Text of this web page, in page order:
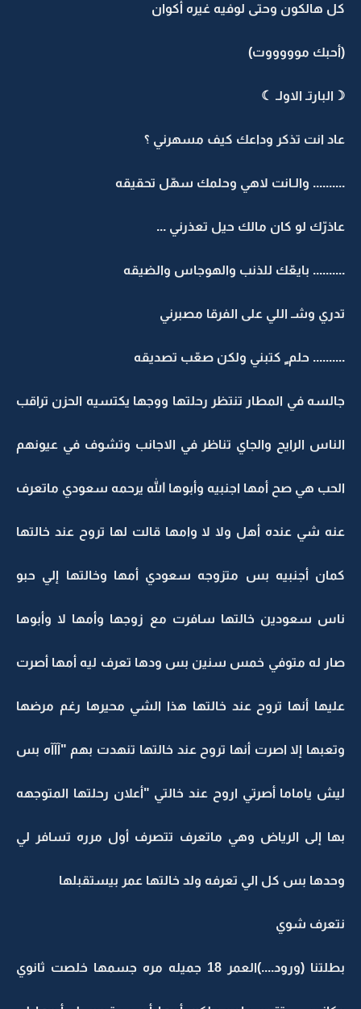
كل هالكون وحتى لوفيه غيره أكوان
(أحبك موووووت)
☽البارتـ الاولـ ☾
عاد انت تذكر وداعك كيف مسهرني ؟
.......... والـانت لاهي وحلمك سهّل تحقيقه
عاذرّك لو كان مالك حيل تعذرني ...
.......... بايعّك للذنب والهوجاس والضيقه
تدري وشـ اللي على الفرقا مصبرني
.......... حلم ٍ كتبني ولكن صعّب تصديقه
جالسه في المطار تنتظر رحلتها ووجها يكتسيه الحزن تراقب
الناس الرايح والجاي تناظر في الاجانب وتشوف في عيونهم
الحب هي صح أمها اجنبيه وأبوها الله يرحمه سعودي ماتعرف
عنه شي عنده أهل ولا لا وامها قالت لها تروح عند خالتها
كمان أجنبيه بس متزوجه سعودي أمها وخالتها إلي حبو
ناس سعودين خالتها سافرت مع زوجها وأمها لا وأبوها
صار له متوفي خمس سنين بس ودها تعرف ليه أمها أصرت
عليها أنها تروح عند خالتها هذا الشي محيرها رغم مرضها
وتعبها إلا اصرت أنها تروح عند خالتها تنهدت بهم "آآآه بس
ليش ياماما أصرتي اروح عند خالتي "أعلان رحلتها المتوجهه
بها إلى الرياض وهي ماتعرف تتصرف أول مرره تسافر لي
وحدها بس كل الي تعرفه ولد خالتها عمر بيستقبلها
نتعرف شوي
بطلتنا (ورود....)العمر 18 جميله مره جسمها خلصت ثانوي